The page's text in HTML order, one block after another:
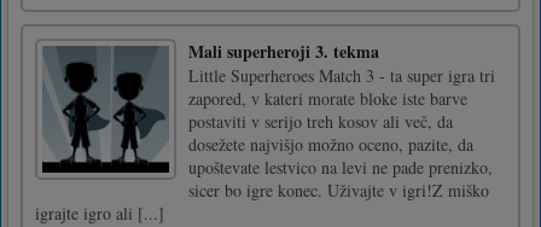
Mali superheroji 3. tekma
Little Superheroes Match 3 - ta super igra tri
zapored, v kateri morate bloke iste barve
postaviti v serijo treh kosov ali več, da
dosežete najvišjo možno oceno, pazite, da
upoštevate lestvico na levi ne pade prenizko,
sicer bo igre konec. Uživajte v igri!Z miško
igrajte igro ali [...]